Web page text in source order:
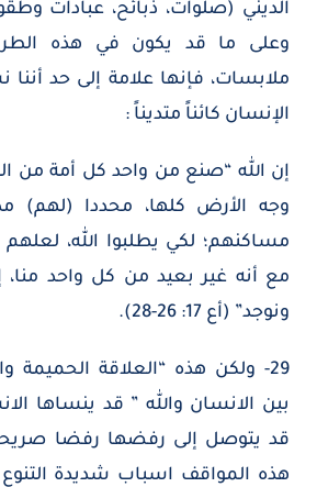
الديني (صلوات، ذبائح، عبادات
وعلى ما قد يكون في هذه
ملابسات، فإنها علامة إلى حد
الإنسان كائناً متديناً :
إن الله “صنع من واحد كل أمة من
وجه الأرض كلها، محددا (لهم)
مساكنهم؛ لكي يطلبوا الله،
مع أنه غير بعيد من كل واحد منا،
ونوجد” (أع 17: 26-28).
29- ولكن هذه “العلاقة الحميمة
بين الانسان والله ” قد ينساها
قد يتوصل إلى رفضها رفضا
هذه المواقف اسباب شديدة التنوع